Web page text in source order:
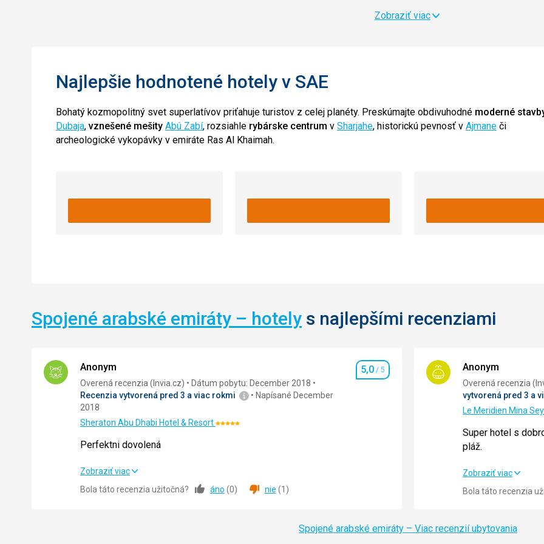
Zobraziť viac
Najlepšie hodnotené hotely v SAE
Bohatý kozmopolitný svet superlatívov priťahuje turistov z celej planéty. Preskúmajte obdivuhodné moderné
Dubaja, vznešené mešity Abú Zabí, rozsiahle rybárske centrum v Sharjahe, historickú pevnosť v Ajmane či
archeologické vykopávky v emiráte Ras Al Khaimah.
Spojené arabské emiráty – hotely s najlepšími recenziami
Anonym
Hodnotenie
5,0 / 5
Overená recenzia (Invia.cz)
Dátum pobytu: December 2018
Recenzia vytvorená pred 3 a viac rokmi
Napísané December
2018
Sheraton Abu Dhabi Hotel & ResortHodnotenie:
Perfektni dovolená
Perfektni dovolená
5,0 / 5
Zobraziť viac
Bola táto recenzia užitočná?
áno (0) nie (1 )
Anonym
vytvorená pred 3 a
Le Meridien Mina
Super hotel s
pláž.
Super hotel s
pláž.
Zobraziť viac
Bola táto recenzia
Spojené arabské emiráty – Viac recenzií ubytovania